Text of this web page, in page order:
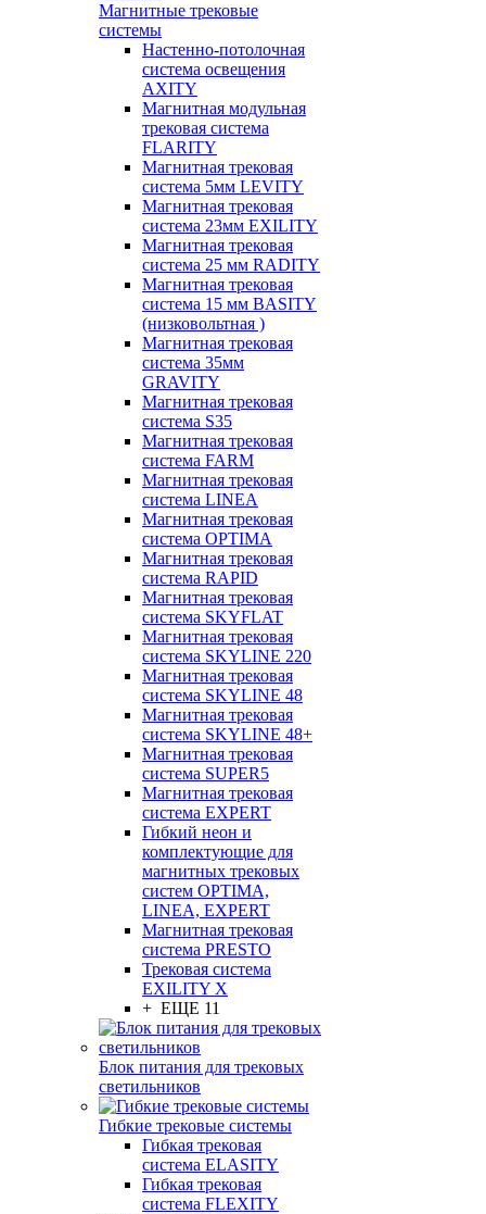
Магнитные трековые
системы
Настенно-потолочная
система освещения
AXITY
Магнитная модульная
трековая система
FLARITY
Магнитная трековая
система 5мм LEVITY
Магнитная трековая
система 23мм EXILITY
Магнитная трековая
система 25 мм RADITY
Магнитная трековая
система 15 мм BASITY
(низковольтная )
Магнитная трековая
система 35мм
GRAVITY
Магнитная трековая
система S35
Магнитная трековая
система FARM
Магнитная трековая
система LINEA
Магнитная трековая
система OPTIMA
Магнитная трековая
система RAPID
Магнитная трековая
система SKYFLAT
Магнитная трековая
система SKYLINE 220
Магнитная трековая
система SKYLINE 48
Магнитная трековая
система SKYLINE 48+
Магнитная трековая
система SUPER5
Магнитная трековая
система EXPERT
Гибкий неон и
комплектующие для
магнитных трековых
систем OPTIMA,
LINEA, EXPERT
Магнитная трековая
система PRESTO
Трековая система
EXILITY X
+ ЕЩЕ 11
Блок питания для трековых
светильников
Гибкие трековые системы
Гибкая трековая
система ELASITY
Гибкая трековая
система FLEXITY